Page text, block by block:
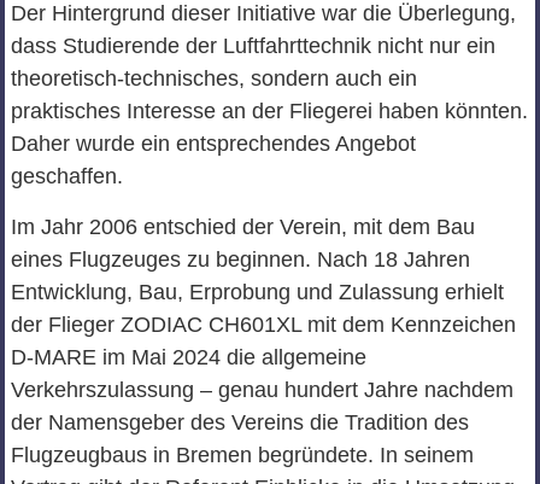
Der Hintergrund dieser Initiative war die Überlegung,
dass Studierende der Luftfahrttechnik nicht nur ein
theoretisch-technisches, sondern auch ein
praktisches Interesse an der Fliegerei haben könnten.
Daher wurde ein entsprechendes Angebot
geschaffen.
Im Jahr 2006 entschied der Verein, mit dem Bau
eines Flugzeuges zu beginnen. Nach 18 Jahren
Entwicklung, Bau, Erprobung und Zulassung erhielt
der Flieger ZODIAC CH601XL mit dem Kennzeichen
D-MARE im Mai 2024 die allgemeine
Verkehrszulassung – genau hundert Jahre nachdem
der Namensgeber des Vereins die Tradition des
Flugzeugbaus in Bremen begründete. In seinem